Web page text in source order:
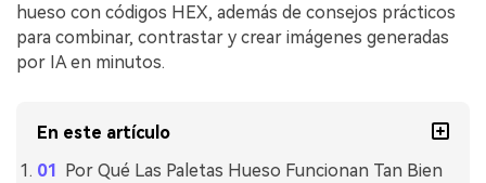
hueso con códigos HEX, además de consejos prácticos
para combinar, contrastar y crear imágenes generadas
por IA en minutos.
En este artículo
Por Qué Las Paletas Hueso Funcionan Tan Bien